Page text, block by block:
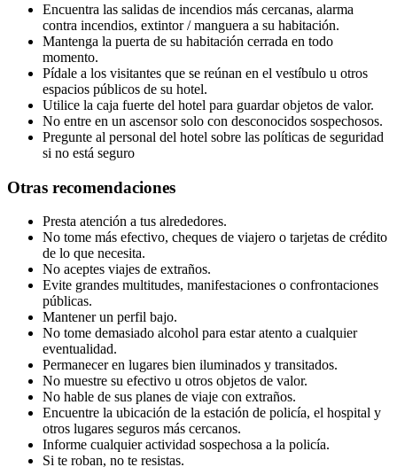
Encuentra las salidas de incendios más cercanas, alarma
contra incendios, extintor / manguera a su habitación.
Mantenga la puerta de su habitación cerrada en todo
momento.
Pídale a los visitantes que se reúnan en el vestíbulo u otros
espacios públicos de su hotel.
Utilice la caja fuerte del hotel para guardar objetos de valor.
No entre en un ascensor solo con desconocidos sospechosos.
Pregunte al personal del hotel sobre las políticas de seguridad
si no está seguro
Otras recomendaciones
Presta atención a tus alrededores.
No tome más efectivo, cheques de viajero o tarjetas de crédito
de lo que necesita.
No aceptes viajes de extraños.
Evite grandes multitudes, manifestaciones o confrontaciones
públicas.
Mantener un perfil bajo.
No tome demasiado alcohol para estar atento a cualquier
eventualidad.
Permanecer en lugares bien iluminados y transitados.
No muestre su efectivo u otros objetos de valor.
No hable de sus planes de viaje con extraños.
Encuentre la ubicación de la estación de policía, el hospital y
otros lugares seguros más cercanos.
Informe cualquier actividad sospechosa a la policía.
Si te roban, no te resistas.